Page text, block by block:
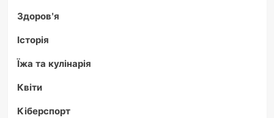
Здоров'я
Історія
Їжа та кулінарія
Квіти
Кіберспорт